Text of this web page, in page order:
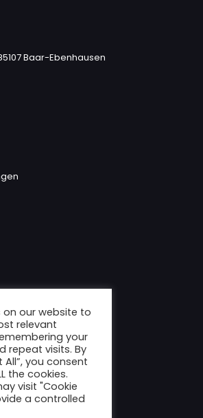
Baar-Ebenhausen
on our website to
relevant
your
repeat visits. By
All”, you consent
the cookies.
visit "Cookie
a controlled